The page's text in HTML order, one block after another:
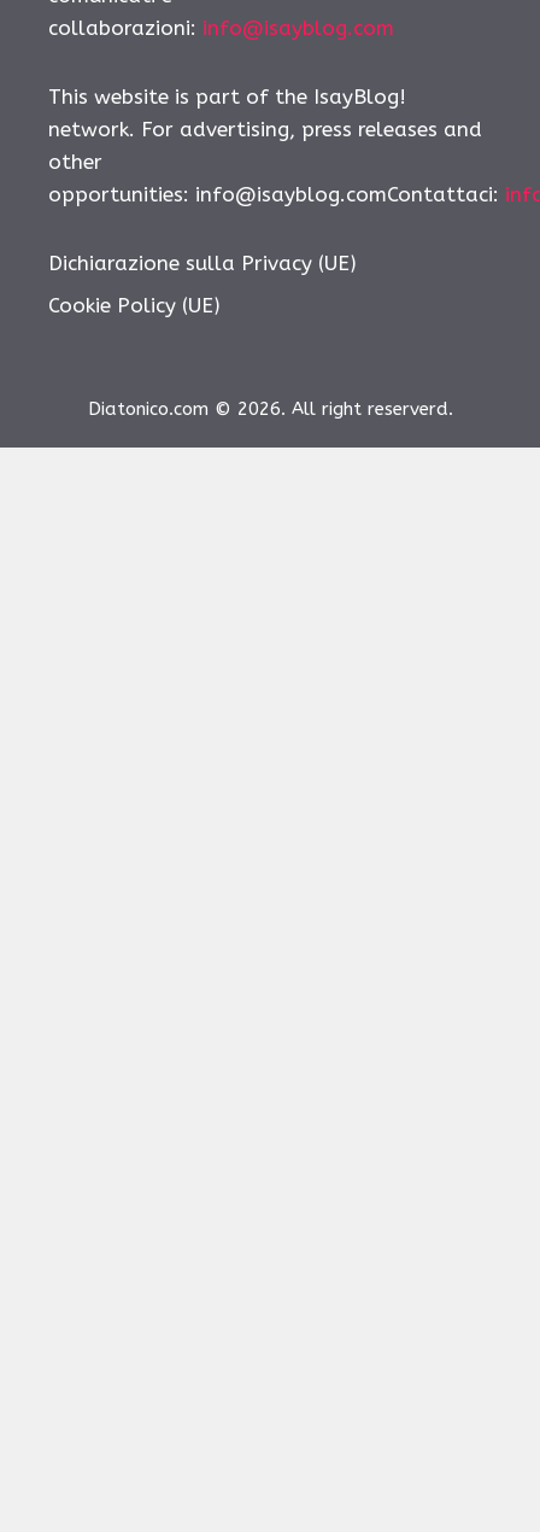
collaborazioni: info@isayblog.com
This website is part of the IsayBlog!
network. For advertising, press releases and
other
opportunities: info@isayblog.comContattaci:
Dichiarazione sulla Privacy (UE)
Cookie Policy (UE)
Diatonico.com © 2026. All right reserverd.